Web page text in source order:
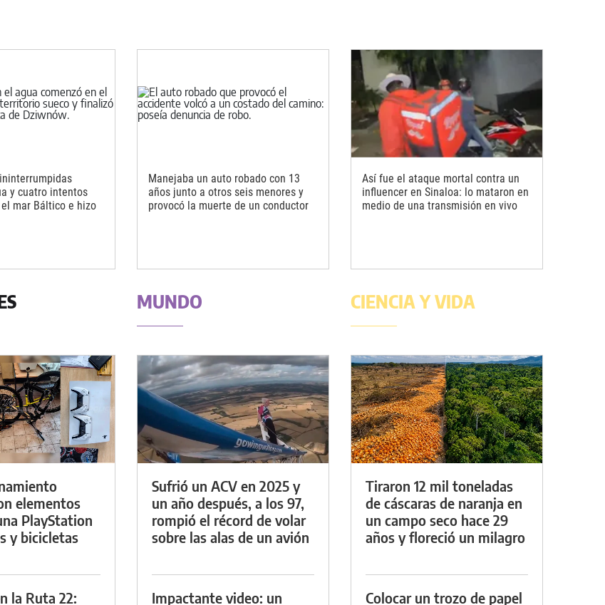
y cuatro intentos
mar Báltico e hizo
Manejaba un auto robado con 13
años junto a otros seis menores y
provocó la muerte de un conductor
Así fue el ataque mortal contra un
influencer en Sinaloa: lo mataron en
medio de una transmisión en vivo
elementos
PlayStation
y bicicletas
la Ruta 22:
MUNDO
Sufrió un ACV en 2025 y
un año después, a los 97,
rompió el récord de volar
sobre las alas de un avión
Impactante video: un
CIENCIA Y VIDA
Tiraron 12 mil toneladas
de cáscaras de naranja en
un campo seco hace 29
años y floreció un milagro
Colocar un trozo de papel